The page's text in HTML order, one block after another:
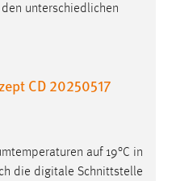
unterschiedlichen
CD 20250517
auf 19°C in
die digitale Schnittstelle